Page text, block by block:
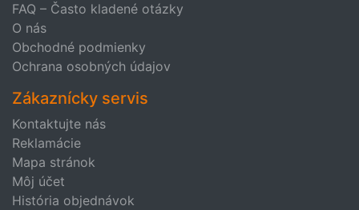
FAQ – Často kladené otázky
O nás
Obchodné podmienky
Ochrana osobných údajov
Zákaznícky servis
Kontaktujte nás
Reklamácie
Mapa stránok
Môj účet
História objednávok